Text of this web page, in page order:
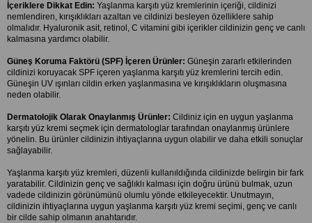
İçeriklere Dikkat Edin: Yaşlanma karşıtı yüz kremlerinin içeriği, cildinizi
nemlendiren, kırışıklıkları azaltan ve cildinizi besleyen özelliklere sahip
olmalıdır. Hyaluronik asit, retinol, C vitamini gibi içerikler cildinizin genç ve canlı
kalmasına yardımcı olabilir.
Güneş Koruma Faktörü (SPF) İçeren Ürünler: Güneşin zararlı etkilerinden
cildinizi koruyacak SPF içeren yaşlanma karşıtı yüz kremlerini tercih edin.
Güneşin UV ışınları cildin erken yaşlanmasına ve kırışıklıkların oluşmasına
neden olabilir.
Dermatolojik Olarak Onaylanmış Ürünler: Cildiniz için en uygun yaşlanma
karşıtı yüz kremi seçmek için dermatologlar tarafından onaylanmış ürünlere
yönelin. Bu ürünler cildinizin ihtiyaçlarına uygun olabilir ve daha etkili sonuçlar
sağlayabilir.
Yaşlanma karşıtı yüz kremleri, düzenli kullanıldığında cildinizde belirgin bir fark
yaratabilir. Cildinizin genç ve sağlıklı kalması için doğru ürünü bulmak, uzun
vadede cildinizin görünümünü olumlu yönde etkileyecektir. Unutmayın,
cildinizin ihtiyaçlarına uygun yaşlanma karşıtı yüz kremi seçimi, genç ve canlı
bir cilde sahip olmanın anahtarıdır.